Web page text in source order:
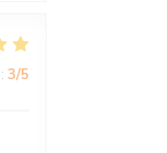
: 3/5